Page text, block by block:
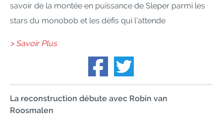
savoir de la montée en puissance de Sleper parmi les
stars du monobob et les défis qui l’attende
> Savoir Plus
La reconstruction débute avec Robin van
Roosmalen